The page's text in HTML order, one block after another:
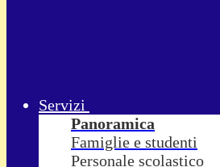
Servizi
Panoramica
Famiglie e studenti
Personale scolastico